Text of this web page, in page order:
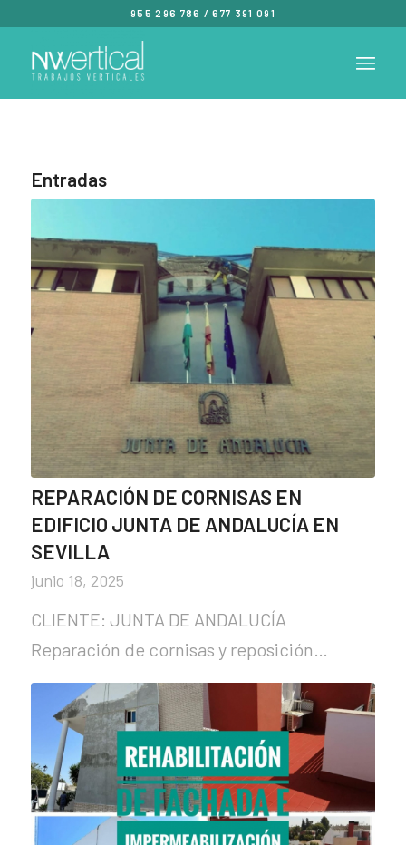
955 296 786 /677 391 091
Entradas
REPARACIÓN DE CORNISAS EN
EDIFICIO JUNTA DE ANDALUCÍA EN
SEVILLA
junio 18, 2025
CLIENTE: JUNTA DE ANDALUCÍA
Reparación de cornisas y reposición…